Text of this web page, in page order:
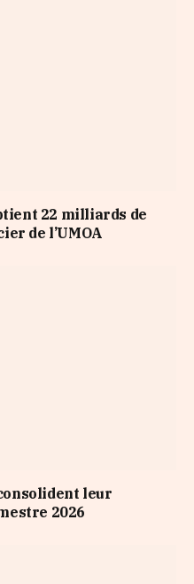
22 milliards de
de l’UMOA
leur
2026